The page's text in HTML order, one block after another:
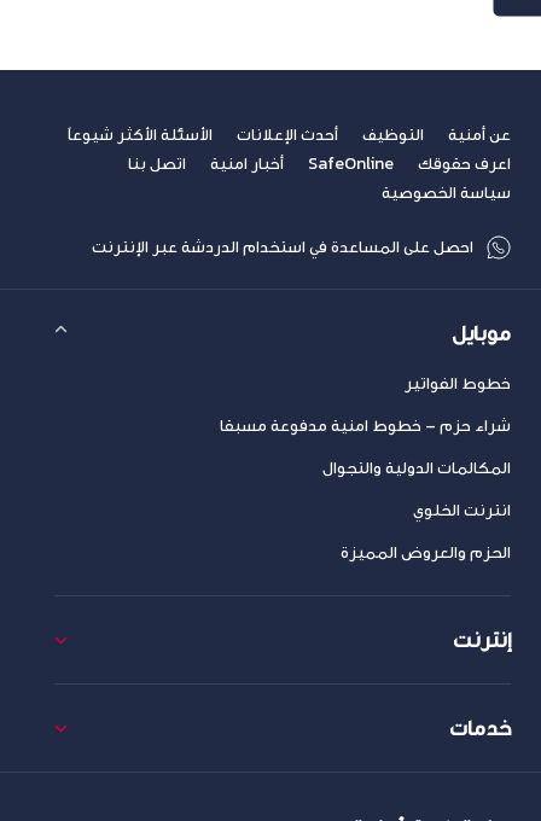
عن أمنية التوظيف أحدث الإعلانات
الأسئلة الأكثر شيوعاً
اعرف حقوقك
SafeOnline أخبار امنية
اتصل بنا
سياسة الخصوصية
احصل على المساعدة في استخدام الدردشة عبر الإنترنت
موبايل
خطوط الفواتير
شراء حزم – خطوط امنية مدفوعة مسبقا
المكالمات الدولية والتجوال
انترنت الخلوي
الحزم والعروض المميزة
إنترنت
خدمات